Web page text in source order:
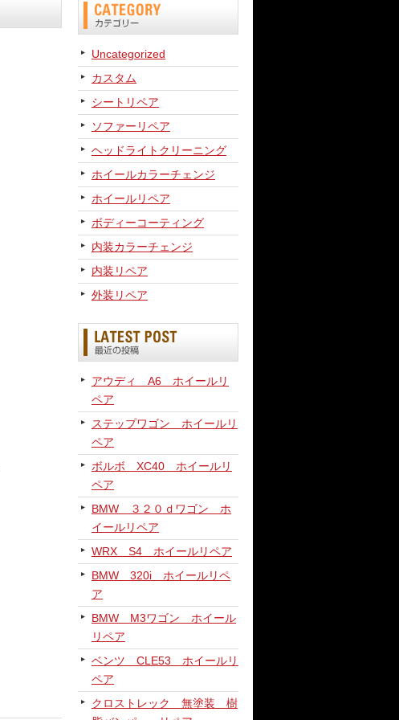
Uncategorized
カスタム
シートリペア
ソファーリペア
ヘッドライトクリーニング
ホイールカラーチェンジ
ホイールリペア
ボディーコーティング
内装カラーチェンジ
内装リペア
外装リペア
アウディ A6 ホイールリ
ペア
ステップワゴン ホイールリ
ペア
ボルボ XC40 ホイールリ
ペア
BMW ３２０ｄワゴン ホ
イールリペア
WRX S4 ホイールリペア
BMW 320i ホイールリペ
ア
BMW M3ワゴン ホイール
リペア
ベンツ CLE53 ホイールリ
ペア
クロストレック 無塗装 樹